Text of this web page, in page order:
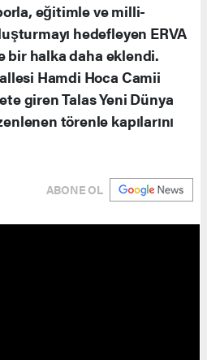
eğitimle ve milli-
hedefleyen ERVA
bir halka daha eklendi.
Hamdi Hoca Camii
giren Talas Yeni Dünya
törenle kapılarını
ABONE OL